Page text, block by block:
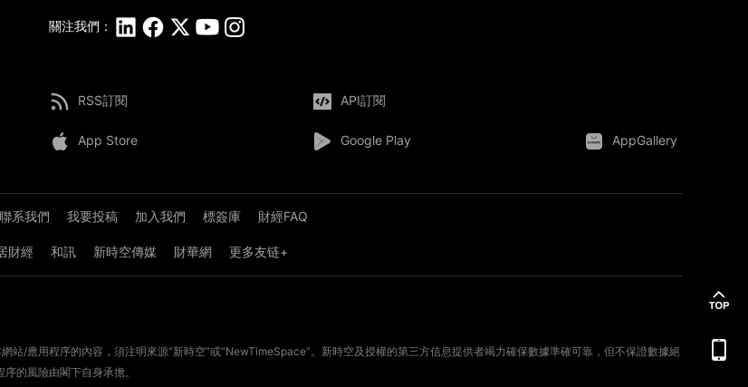
關注我們：
RSS訂閱 API訂閱
App Store Google Play AppGallery
聯系我們 我要投稿 加入我們 標簽庫 財經FAQ
財經 和訊 新時空傳媒 財華網 更多友链+
/應用程序的內容，須注明來源“新時空”或“NewTimeSpace”。新時空及授權的第三方信息提供者竭力確保數據準確可靠，但不保證數據絕
的風險由閣下自身承擔。